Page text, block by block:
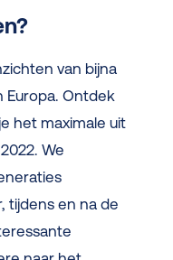
van bijna
Europa. Ontdek
het maximale uit
We
tijdens en na de